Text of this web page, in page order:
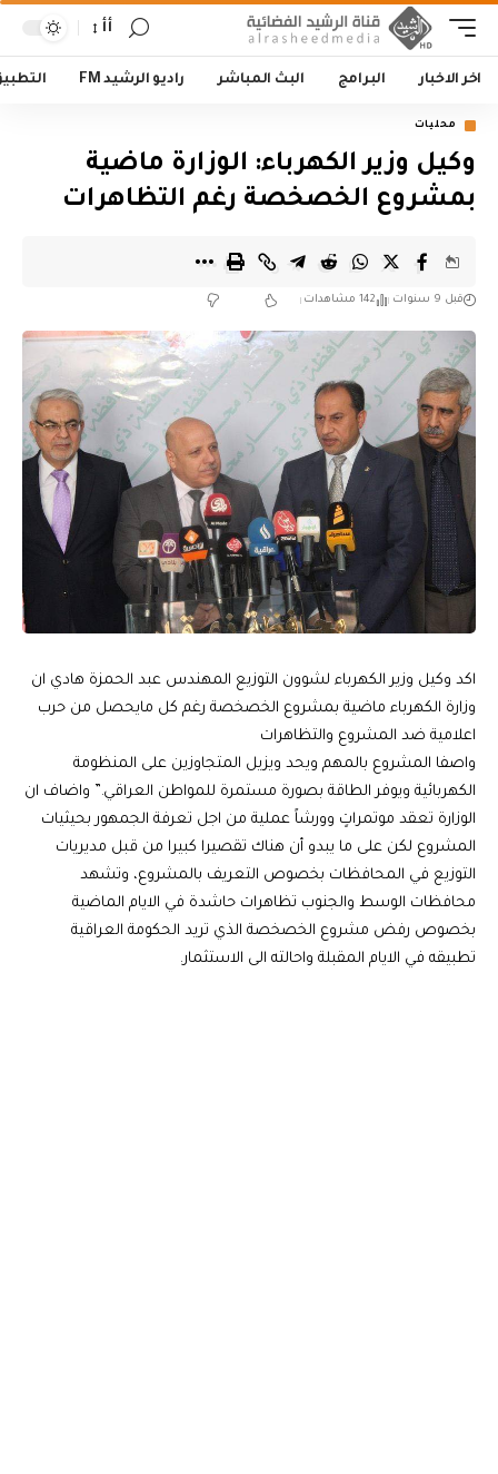
أأ
اخر الاخبار البرامج البث المباشر راديو الرشيد FM
محليات
وكيل وزير الكهرباء: الوزارة ماضية
بمشروع الخصخصة رغم التظاهرات
قبل 9 سنوات 142 مشاهدات
اكد وكيل وزير الكهرباء لشوون التوزيع المهندس عبد الحمزة هادي ان
وزارة الكهرباء ماضية بمشروع الخصخصة رغم كل مايحصل من حرب
اعلامية ضد المشروع والتظاهرات
واصفا المشروع بالمهم ويحد ويزيل المتجاوزين على المنظومة
الكهربائية ويوفر الطاقة بصورة مستمرة للمواطن العراقي.” واضاف ان
الوزارة تعقد موتمراتٍ وورشاً عملية من اجل تعرفة الجمهور بحيثيات
المشروع لكن على ما يبدو أن هناك تقصيرا كبيرا من قبل مديريات
التوزيع في المحافظات بخصوص التعريف بالمشروع، وتشهد
محافظات الوسط والجنوب تظاهرات حاشدة في الايام الماضية
بخصوص رفض مشروع الخصخصة الذي تريد الحكومة العراقية
تطبيقه في الايام المقبلة واحالته الى الاستثمار.